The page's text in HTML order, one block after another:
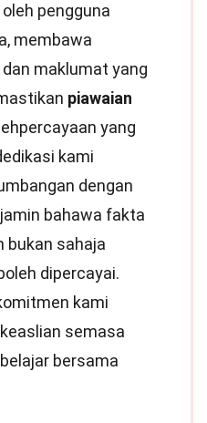
pengguna
membawa
maklumat yang
piawaian
yang
kami
dengan
bahawa fakta
bukan sahaja
dipercayai.
kami
semasa
bersama